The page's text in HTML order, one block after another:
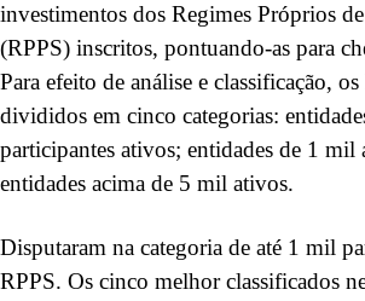
investimentos dos Regimes Próprios
(RPPS) inscritos, pontuando-as para
Para efeito de análise e classificação,
divididos em cinco categorias:
participantes ativos; entidades de 1
entidades acima de 5 mil ativos.
Disputaram na categoria de até 1 mil
RPPS. Os cinco melhor classificados